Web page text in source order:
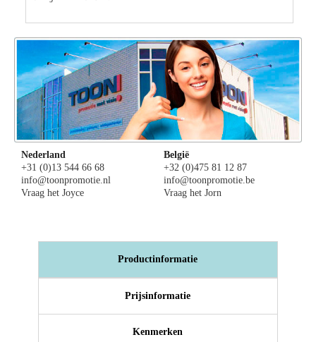
Nederland
+31 (0)13 544 66 68
info@toonpromotie.nl
Vraag het Joyce
België
+32 (0)475 81 12 87
info@toonpromotie.be
Vraag het Jorn
Productinformatie
Prijsinformatie
Kenmerken